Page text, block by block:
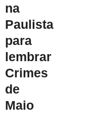
na
Paulista
para
lembrar
Crimes
de
Maio